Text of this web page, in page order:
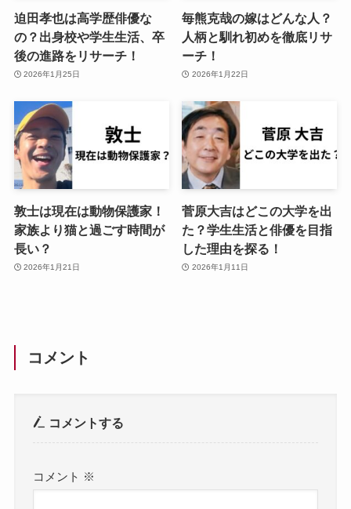
迫田孝也は高学歴俳優な
の？出身校や学生生活、卒
後の進路をリサーチ！
2026年1月25日
毎熊克哉の嫁はどんな人？
人柄と馴れ初めを徹底リサ
ーチ！
2026年1月22日
敦士は現在は動物保護家！
家族より猫と過ごす時間が
長い？
2026年1月21日
菅原大吉はどこの大学を出
た？学生生活と俳優を目指
した理由を探る！
2026年1月11日
コメント
コメントする
コメント ※